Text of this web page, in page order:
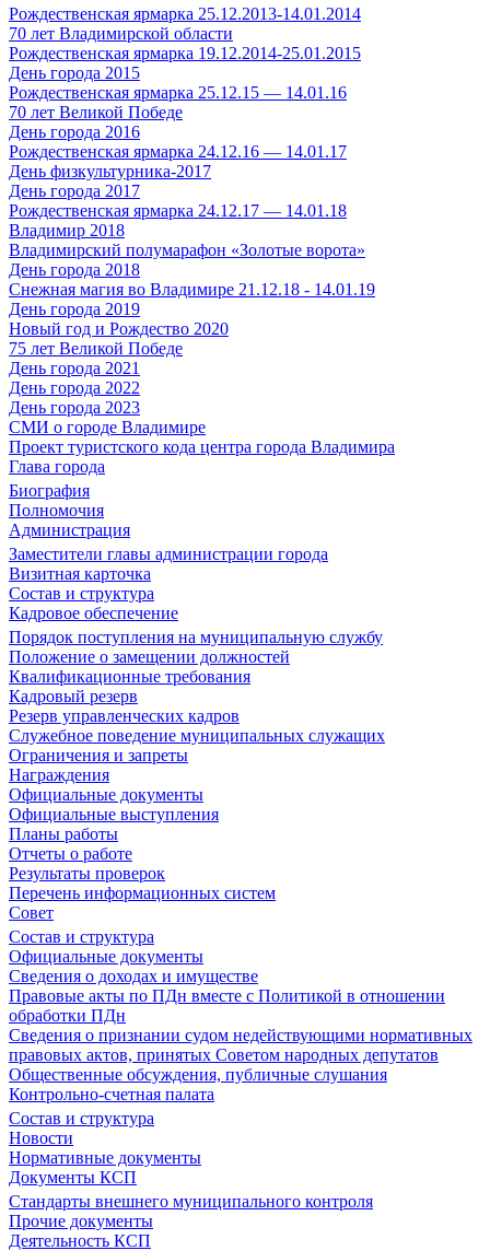
Рождественская ярмарка 25.12.2013-14.01.2014
70 лет Владимирской области
Рождественская ярмарка 19.12.2014-25.01.2015
День города 2015
Рождественская ярмарка 25.12.15 — 14.01.16
70 лет Великой Победе
День города 2016
Рождественская ярмарка 24.12.16 — 14.01.17
День физкультурника-2017
День города 2017
Рождественская ярмарка 24.12.17 — 14.01.18
Владимир 2018
Владимирский полумарафон «Золотые ворота»
День города 2018
Снежная магия во Владимире 21.12.18 - 14.01.19
День города 2019
Новый год и Рождество 2020
75 лет Великой Победе
День города 2021
День города 2022
День города 2023
СМИ о городе Владимире
Проект туристского кода центра города Владимира
Глава города
Биография
Полномочия
Администрация
Заместители главы администрации города
Визитная карточка
Состав и структура
Кадровое обеспечение
Порядок поступления на муниципальную службу
Положение о замещении должностей
Квалификационные требования
Кадровый резерв
Резерв управленческих кадров
Служебное поведение муниципальных служащих
Ограничения и запреты
Награждения
Официальные документы
Официальные выступления
Планы работы
Отчеты о работе
Результаты проверок
Перечень информационных систем
Совет
Состав и структура
Официальные документы
Сведения о доходах и имуществе
Правовые акты по ПДн вместе с Политикой в отношении
обработки ПДн
Сведения о признании судом недействующими нормативных
правовых актов, принятых Советом народных депутатов
Общественные обсуждения, публичные слушания
Контрольно-счетная палата
Состав и структура
Новости
Нормативные документы
Документы КСП
Стандарты внешнего муниципального контроля
Прочие документы
Деятельность КСП